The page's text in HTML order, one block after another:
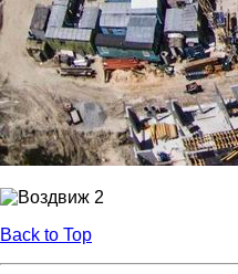
Back to Top